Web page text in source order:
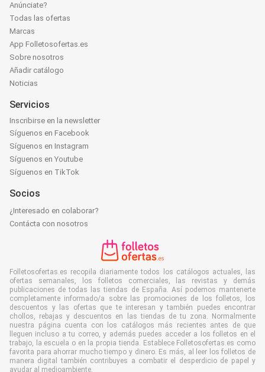
Anúnciate?
Todas las ofertas
Marcas
App Folletosofertas.es
Sobre nosotros
Añadir catálogo
Noticias
Servicios
Inscribirse en la newsletter
Síguenos en Facebook
Síguenos en Instagram
Síguenos en Youtube
Síguenos en TikTok
Socios
¿Interesado en colaborar?
Contácta con nosotros
Folletosofertas.es recopila diariamente todos los catálogos actuales, las
ofertas semanales, los folletos comerciales, las revistas y demás
publicaciones de todas las tiendas de España. Así podemos mantenerte
completamente informado/a sobre las promociones de los folletos, los
descuentos y las ofertas que te interesan y también puedes encontrar
chollos, rebajas y descuentos en las tiendas de tu zona. Normalmente
nuestra página cuenta con los catálogos más recientes antes de que
lleguen incluso a tu correo, y además puedes acceder a los folletos en el
trabajo, la escuela o en la propia tienda. Establece Folletosofertas.es como
favorita para ahorrar mucho tiempo y dinero. Es más, al leer los folletos de
manera digital también contribuyes a combatir el desperdicio de papel y
ayudar al medioambiente.